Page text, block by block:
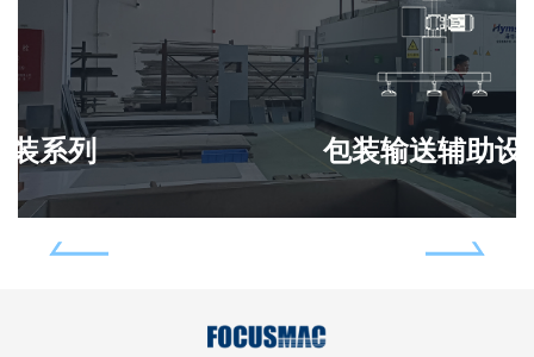
包装输送辅助设备